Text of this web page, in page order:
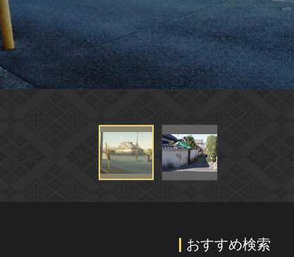
おすすめ検索